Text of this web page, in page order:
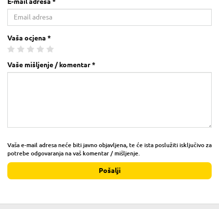
Vaša ocjena *
Vaše mišljenje / komentar *
Vaša e-mail adresa neće biti javno objavljena, te će ista poslužiti isključivo za
potrebe odgovaranja na vaš komentar / mišljenje.
Pošalji